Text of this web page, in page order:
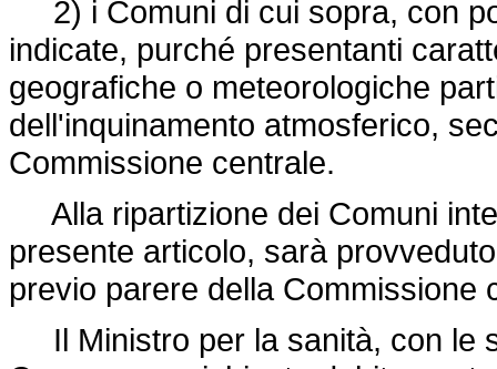
2) i Comuni di cui sopra, con
indicate, purché presentanti
geografiche o meteorologiche
dell'inquinamento atmosferico,
Commissione centrale.
Alla ripartizione dei Comuni
presente articolo, sarà
previo parere della Commissione
Il Ministro per la sanità, con le